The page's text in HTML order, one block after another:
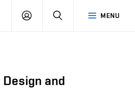
MENU
PŘIHLÁSIT
and